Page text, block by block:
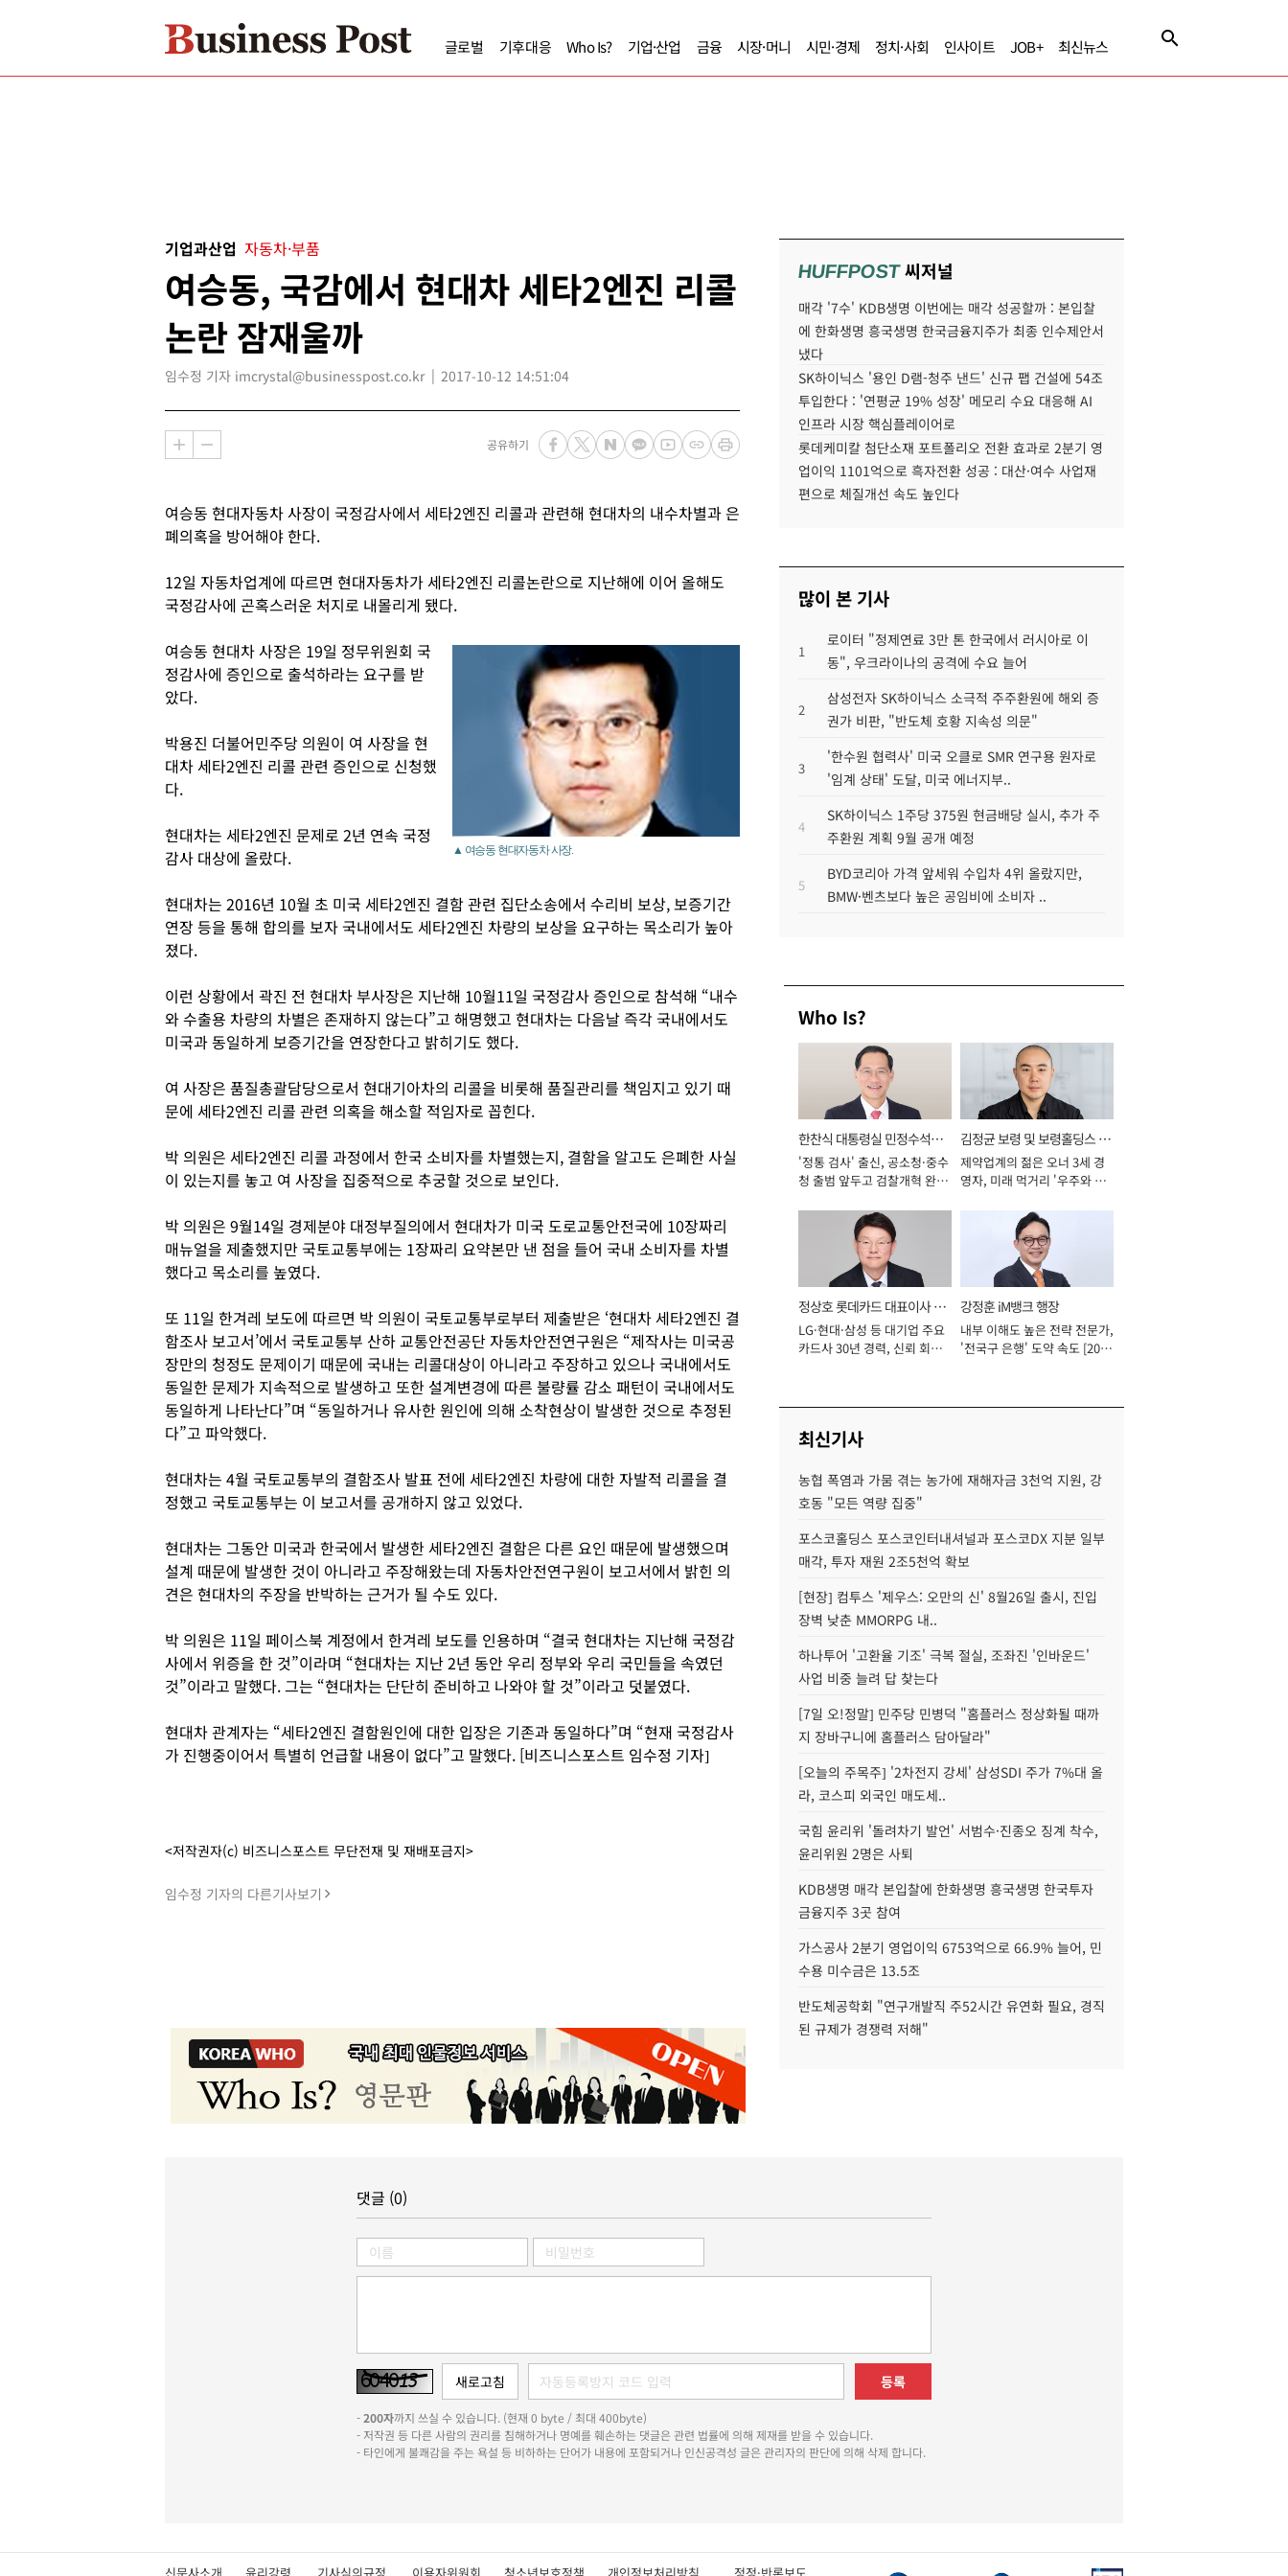
글로벌 기후대응 Who Is? 기업·산업 금융 시장·머니 시민·경제 정치·사회 인사이트 JOB+ 최신뉴스
기업과산업 자동차·부품
여승동, 국감에서 현대차 세타2엔진 리콜
논란 잠재울까
임수정 기자 imcrystal@businesspost.co.kr 2017-10-12 14:51:04
공유하기
여승동 현대자동차 사장이 국정감사에서 세타2엔진 리콜과 관련해 현대차의 내수차별과 은
폐의혹을 방어해야 한다.
12일 자동차업계에 따르면 현대자동차가 세타2엔진 리콜논란으로 지난해에 이어 올해도
국정감사에 곤혹스러운 처지로 내몰리게 됐다.
▲ 여승동 현대자동차 사장.
여승동 현대차 사장은 19일 정무위원회 국
정감사에 증인으로 출석하라는 요구를 받
았다.
박용진 더불어민주당 의원이 여 사장을 현
대차 세타2엔진 리콜 관련 증인으로 신청했
다.
현대차는 세타2엔진 문제로 2년 연속 국정
감사 대상에 올랐다.
현대차는 2016년 10월 초 미국 세타2엔진 결함 관련 집단소송에서 수리비 보상, 보증기간
연장 등을 통해 합의를 보자 국내에서도 세타2엔진 차량의 보상을 요구하는 목소리가 높아
졌다.
이런 상황에서 곽진 전 현대차 부사장은 지난해 10월11일 국정감사 증인으로 참석해 “내수
와 수출용 차량의 차별은 존재하지 않는다”고 해명했고 현대차는 다음날 즉각 국내에서도
미국과 동일하게 보증기간을 연장한다고 밝히기도 했다.
여 사장은 품질총괄담당으로서 현대기아차의 리콜을 비롯해 품질관리를 책임지고 있기 때
문에 세타2엔진 리콜 관련 의혹을 해소할 적임자로 꼽힌다.
박 의원은 세타2엔진 리콜 과정에서 한국 소비자를 차별했는지, 결함을 알고도 은폐한 사실
이 있는지를 놓고 여 사장을 집중적으로 추궁할 것으로 보인다.
박 의원은 9월14일 경제분야 대정부질의에서 현대차가 미국 도로교통안전국에 10장짜리
매뉴얼을 제출했지만 국토교통부에는 1장짜리 요약본만 낸 점을 들어 국내 소비자를 차별
했다고 목소리를 높였다.
또 11일 한겨레 보도에 따르면 박 의원이 국토교통부로부터 제출받은 ‘현대차 세타2엔진 결
함조사 보고서’에서 국토교통부 산하 교통안전공단 자동차안전연구원은 “제작사는 미국공
장만의 청정도 문제이기 때문에 국내는 리콜대상이 아니라고 주장하고 있으나 국내에서도
동일한 문제가 지속적으로 발생하고 또한 설계변경에 따른 불량률 감소 패턴이 국내에서도
동일하게 나타난다”며 “동일하거나 유사한 원인에 의해 소착현상이 발생한 것으로 추정된
다”고 파악했다.
현대차는 4월 국토교통부의 결함조사 발표 전에 세타2엔진 차량에 대한 자발적 리콜을 결
정했고 국토교통부는 이 보고서를 공개하지 않고 있었다.
현대차는 그동안 미국과 한국에서 발생한 세타2엔진 결함은 다른 요인 때문에 발생했으며
설계 때문에 발생한 것이 아니라고 주장해왔는데 자동차안전연구원이 보고서에서 밝힌 의
견은 현대차의 주장을 반박하는 근거가 될 수도 있다.
박 의원은 11일 페이스북 계정에서 한겨레 보도를 인용하며 “결국 현대차는 지난해 국정감
사에서 위증을 한 것”이라며 “현대차는 지난 2년 동안 우리 정부와 우리 국민들을 속였던
것”이라고 말했다. 그는 “현대차는 단단히 준비하고 나와야 할 것”이라고 덧붙였다.
현대차 관계자는 “세타2엔진 결함원인에 대한 입장은 기존과 동일하다”며 “현재 국정감사
가 진행중이어서 특별히 언급할 내용이 없다”고 말했다. [비즈니스포스트 임수정 기자]
<저작권자(c) 비즈니스포스트 무단전재 및 재배포금지>
임수정 기자의 다른기사보기
HUFFPOST씨저널
매각 '7수' KDB생명 이번에는 매각 성공할까 : 본입찰
에 한화생명 흥국생명 한국금융지주가 최종 인수제안서
냈다
SK하이닉스 '용인 D램-청주 낸드' 신규 팹 건설에 54조
투입한다 : '연평균 19% 성장' 메모리 수요 대응해 AI
인프라 시장 핵심플레이어로
롯데케미칼 첨단소재 포트폴리오 전환 효과로 2분기 영
업이익 1101억으로 흑자전환 성공 : 대산·여수 사업재
편으로 체질개선 속도 높인다
많이 본 기사
1
로이터 "정제연료 3만 톤 한국에서 러시아로 이
동", 우크라이나의 공격에 수요 늘어
2
삼성전자 SK하이닉스 소극적 주주환원에 해외 증
권가 비판, "반도체 호황 지속성 의문"
3
'한수원 협력사' 미국 오클로 SMR 연구용 원자로
'임계 상태' 도달, 미국 에너지부..
4
SK하이닉스 1주당 375원 현금배당 실시, 추가 주
주환원 계획 9월 공개 예정
5
BYD코리아 가격 앞세워 수입차 4위 올랐지만,
BMW·벤츠보다 높은 공임비에 소비자 ..
Who Is?
한찬식 대통령실 민정수석비
서관
'정통 검사' 출신, 공소청·중수
청 출범 앞두고 검찰개혁 완수
김정균 보령 및 보령홀딩스 대
표이사 사장
제약업계의 젊은 오너 3세 경
영자, 미래 먹거리 '우주와 헬
정상호 롯데카드 대표이사 사
장
LG·현대·삼성 등 대기업 주요
카드사 30년 경력, 신뢰 회복
강정훈 iM뱅크 행장
내부 이해도 높은 전략 전문가,
'전국구 은행' 도약 속도 [2026
최신기사
농협 폭염과 가뭄 겪는 농가에 재해자금 3천억 지원, 강
호동 "모든 역량 집중"
포스코홀딩스 포스코인터내셔널과 포스코DX 지분 일부
매각, 투자 재원 2조5천억 확보
[현장] 컴투스 '제우스: 오만의 신' 8월26일 출시, 진입
장벽 낮춘 MMORPG 내..
하나투어 '고환율 기조' 극복 절실, 조좌진 '인바운드'
사업 비중 늘려 답 찾는다
[7일 오!정말] 민주당 민병덕 "홈플러스 정상화될 때까
지 장바구니에 홈플러스 담아달라"
[오늘의 주목주] '2차전지 강세' 삼성SDI 주가 7%대 올
라, 코스피 외국인 매도세..
국힘 윤리위 '돌려차기 발언' 서범수·진종오 징계 착수,
윤리위원 2명은 사퇴
KDB생명 매각 본입찰에 한화생명 흥국생명 한국투자
금융지주 3곳 참여
가스공사 2분기 영업이익 6753억으로 66.9% 늘어, 민
수용 미수금은 13.5조
반도체공학회 "연구개발직 주52시간 유연화 필요, 경직
된 규제가 경쟁력 저해"
댓글 (0)
등록
-200자까지 쓰실 수 있습니다. (현재 0 byte / 최대 400byte)
- 저작권 등 다른 사람의 권리를 침해하거나 명예를 훼손하는 댓글은 관련 법률에 의해 제재를 받을 수 있습니다.
- 타인에게 불쾌감을 주는 욕설 등 비하하는 단어가 내용에 포함되거나 인신공격성 글은 관리자의 판단에 의해 삭제 합니다.